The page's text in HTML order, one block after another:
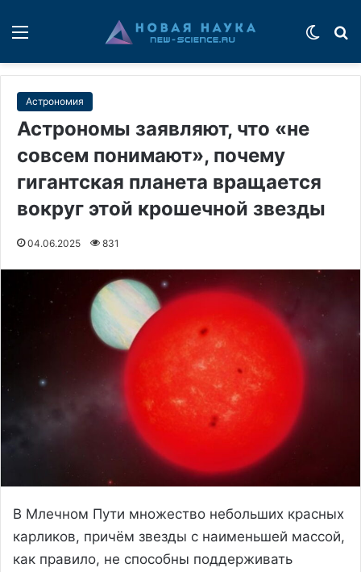
Астрономия
Астрономы заявляют, что «не
совсем понимают», почему
гигантская планета вращается
вокруг этой крошечной звезды
04.06.2025 831
В Млечном Пути множество небольших красных
карликов, причём звезды с наименьшей массой,
как правило, не способны поддерживать